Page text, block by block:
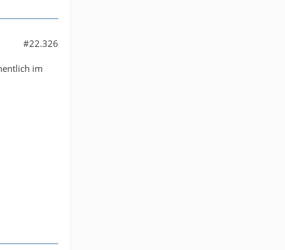
#22.326
im